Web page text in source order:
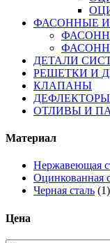
ФАСОННЫЕ
ДЕТАЛИ
РЕШЕТКИ И
КЛАПАНЫ
ДЕФЛЕКТОРЫ
ОТЛИВЫ И
Материал
Нержавеющая
Оцинкованная
Черная сталь (1)
Цена